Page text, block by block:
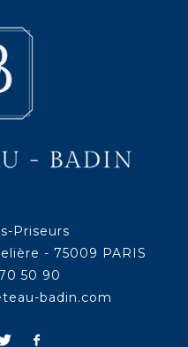
Priseurs
- 75009 PARIS
50 90
badin.com